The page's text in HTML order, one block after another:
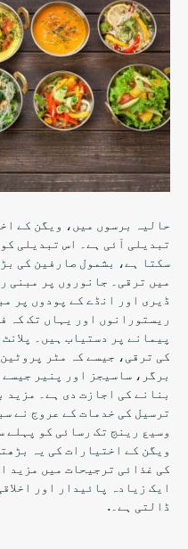
حالیہ برسوں میں، ویگن کے
تبدیلی آئی ہے۔ اس تبدیلی
سکتا ہے، بشمول صارفین کی
میں ترقی۔ جانوروں پر مبنی
ڈیری اور انڈے کے پودوں پر
ریستورانوں اور یہاں تک کہ
پیمانے پر دستیاب ہیں۔
کی ترقی، جیسے کہ مٹر
برگر، ساسیجز اور پنیر
بنانے کی اجازت دی ہے۔ مزید
ترسیل کی خدمات کے عروج نے
وسیع رینج تک رسائی کو پہلے
ویگن کے اختیارات کی یہ
کی غذائی ترجیحات میں مزید
ایک زیادہ پائیدار اور
ڈالتی ہے۔.